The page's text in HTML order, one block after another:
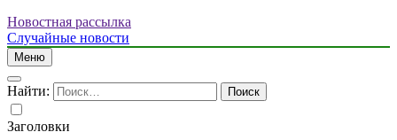
Новостная рассылка
Случайные новости
Меню
Найти:
Заголовки